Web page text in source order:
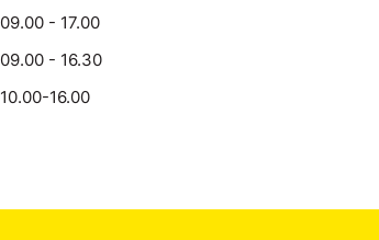
09.00 - 17.00
09.00 - 16.30
10.00-16.00